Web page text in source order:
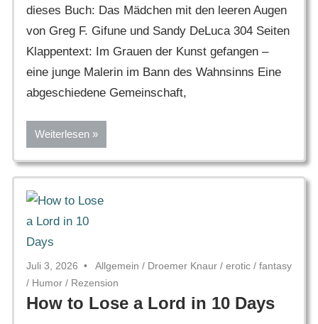
dieses Buch: Das Mädchen mit den leeren Augen
von Greg F. Gifune und Sandy DeLuca 304 Seiten
Klappentext: Im Grauen der Kunst gefangen –
eine junge Malerin im Bann des Wahnsinns Eine
abgeschiedene Gemeinschaft,
Weiterlesen
Juli 3, 2026 Allgemein / Droemer Knaur / erotic / fantasy
/ Humor / Rezension
How to Lose a Lord in 10 Days